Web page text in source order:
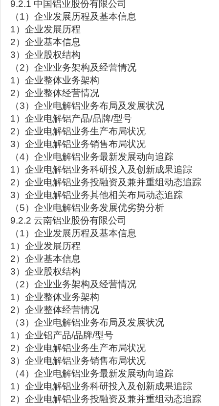
9.2.1 中国铝业股份有限公司
（1）企业发展历程及基本信息
1）企业发展历程
2）企业基本信息
3）企业股权结构
（2）企业业务架构及经营情况
1）企业整体业务架构
2）企业整体经营情况
（3）企业电解铝业务布局及发展状况
1）企业电解铝产品/品牌/型号
2）企业电解铝业务生产布局状况
3）企业电解铝业务销售布局状况
（4）企业电解铝业务最新发展动向追踪
1）企业电解铝业务科研投入及创新成果追踪
2）企业电解铝业务投融资及兼并重组动态追踪
3）企业电解铝业务其他相关布局动态追踪
（5）企业电解铝业务发展优劣势分析
9.2.2 云南铝业股份有限公司
（1）企业发展历程及基本信息
1）企业发展历程
2）企业基本信息
3）企业股权结构
（2）企业业务架构及经营情况
1）企业整体业务架构
2）企业整体经营情况
（3）企业电解铝业务布局及发展状况
1）企业铝产品/品牌/型号
2）企业电解铝业务生产布局状况
3）企业电解铝业务销售布局状况
（4）企业电解铝业务最新发展动向追踪
1）企业电解铝业务科研投入及创新成果追踪
2）企业电解铝业务投融资及兼并重组动态追踪